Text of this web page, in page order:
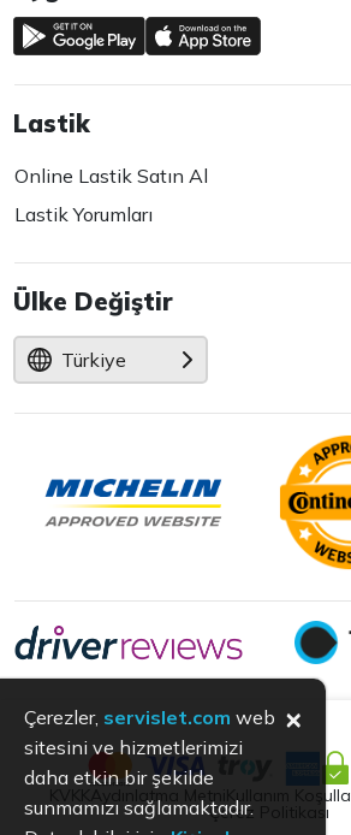
Lastik
Online Lastik Satın Al
Lastik Yorumları
Ülke Değiştir
Türkiye
Aydınlatma Metni Kullanım
Çerez Politikası
Çerezler, servislet.com web
sitesini ve hizmetlerimizi
daha etkin bir şekilde
sunmamızı sağlamaktadır.
×